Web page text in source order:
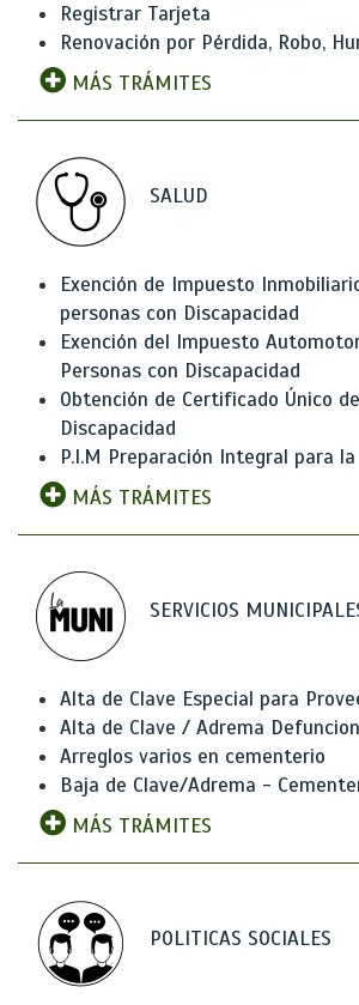
Registrar Tarjeta
Renovación por Pérdida, Robo,
MÁS TRÁMITES
SALUD
Exención de Impuesto
personas con Discapacidad
Exención del Impuesto
Personas con Discapacidad
Obtención de Certificado Único de
Discapacidad
P.I.M Preparación Integral para
MÁS TRÁMITES
SERVICIOS
Alta de Clave Especial para
Alta de Clave / Adrema
Arreglos varios en cementerio
Baja de Clave/Adrema -
MÁS TRÁMITES
POLITICAS SOCIALES